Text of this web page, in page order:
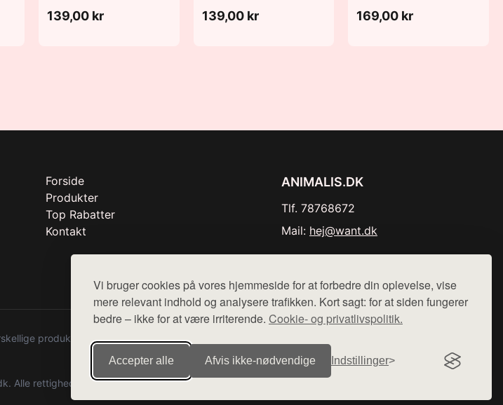
Vi bruger cookies på vores hjemmeside for at forbedre din oplevelse, vise
mere relevant indhold og analysere trafikken. Kort sagt: for at siden fungerer
bedre – ikke for at være irriterende. Cookie- og privatlivspolitik.
Accepter alle Afvis ikke‑nødvendige Indstillinger
139,00 kr 139,00 kr 169,00 kr
Forside
Produkter
Top Rabatter
Kontakt
ANIMALIS.DK
Tlf. 78768672
Mail: hej@want.dk
produkter fra diverse webshops. Der sælges ikke varer fra denne side - vi henviser til de shops,
Alle rettigheder forbeholdes.